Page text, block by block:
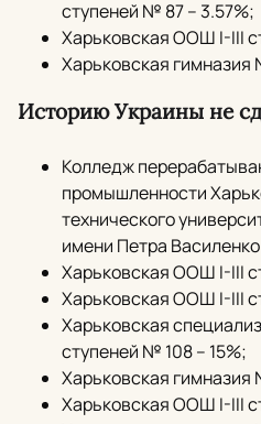
ступеней № 87 – 3.57%;
Харьковская ООШ I-III
Харьковская гимназия
Историю Украины не
Колледж
промышленности
технического
имени Петра
Харьковская ООШ I-III
Харьковская ООШ I-III
Харьковская
ступеней № 108 – 15%;
Харьковская гимназия
Харьковская ООШ I-III